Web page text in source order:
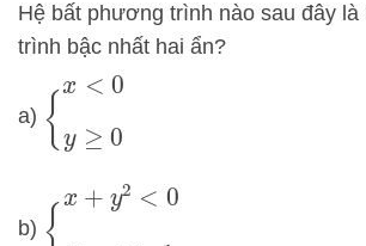
Hệ bất phương trình nào sau đây
trình bậc nhất hai ẩn?
a)
x< 0y ≥0
b)
x+ y2 <0 y− x